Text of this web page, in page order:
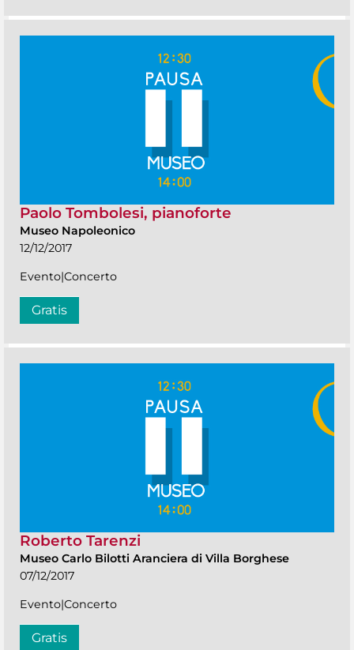
Paolo Tombolesi, pianoforte
Museo Napoleonico
12/12/2017
Evento|Concerto
Gratis
Roberto Tarenzi
Museo Carlo Bilotti Aranciera di Villa Borghese
07/12/2017
Evento|Concerto
Gratis